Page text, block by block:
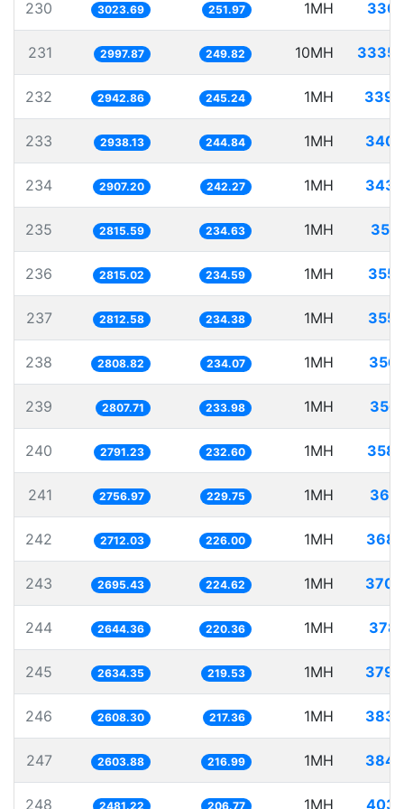
230 3023.69 251.97 1MH
231 2997.87 249.82 10MH
232 2942.86 245.24 1MH
233 2938.13 244.84 1MH
234 2907.20 242.27 1MH
235 2815.59 234.63 1MH
236 2815.02 234.59 1MH
237 2812.58 234.38 1MH
238 2808.82 234.07 1MH
239 2807.71 233.98 1MH
240 2791.23 232.60 1MH
241 2756.97 229.75 1MH
242 2712.03 226.00 1MH
243 2695.43 224.62 1MH
244 2644.36 220.36 1MH
245 2634.35 219.53 1MH
246 2608.30 217.36 1MH
247 2603.88 216.99 1MH
248 2481.22 206.77 1MH